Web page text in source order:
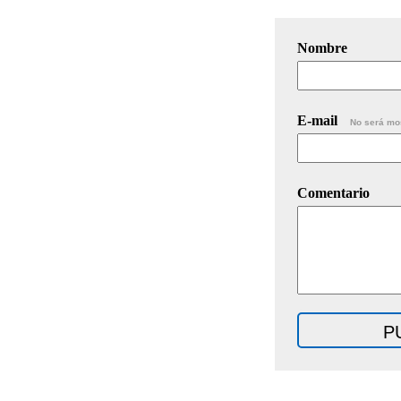
Nombre
E-mail No será
Comentario